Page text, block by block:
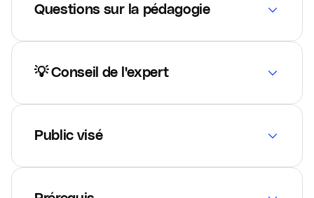
Questions sur la pédagogie
💡 Conseil de l'expert
Public visé